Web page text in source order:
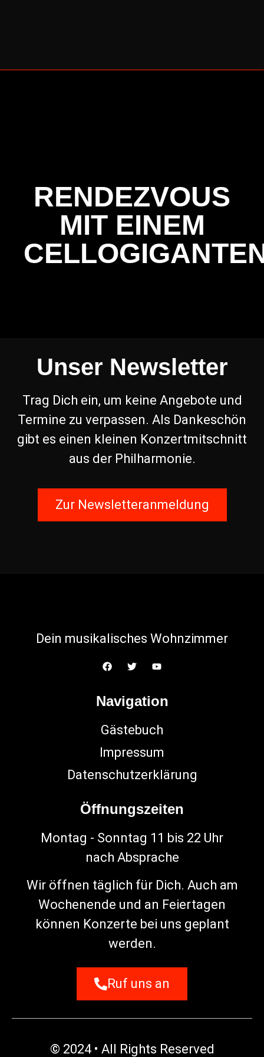
RENDEZVOUS
MIT EINEM
Unser Newsletter
Trag Dich ein, um keine Angebote und
Termine zu verpassen. Als Dankeschön
gibt es einen kleinen Konzertmitschnitt
aus der Philharmonie.
Zur Newsletteranmeldung
Dein musikalisches Wohnzimmer
Navigation
Gästebuch
Impressum
Datenschutzerklärung
Öffnungszeiten
Montag - Sonntag 11 bis 22 Uhr
nach Absprache
Wir öffnen täglich für Dich. Auch am
Wochenende und an Feiertagen
können Konzerte bei uns geplant
werden.
Ruf uns an
© 2024 • All Rights Reserved